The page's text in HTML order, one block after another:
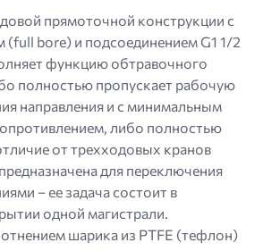
прямоточной конструкции с
bore) и подсоединением G1 1/2
функцию обтравочного
полностью пропускает рабочую
направления и с минимальным
либо полностью
от трехходовых кранов
для переключения
– ее задача состоит в
одной магистрали.
шарика из PTFE (тефлон)